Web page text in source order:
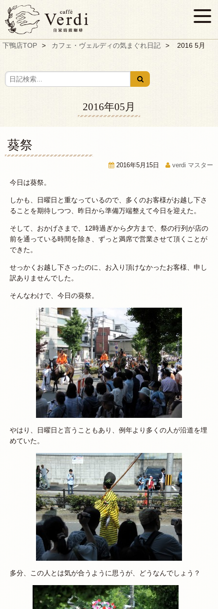
下鴨店TOP カフェ・ヴェルディの気まぐれ日記 2016 5月
2016年05月
葵祭
2016年5月15日 verdi マスター
今日は葵祭。
しかも、日曜日と重なっているので、多くのお客様がお越し下さ
ることを期待しつつ、昨日から準備万端整えて今日を迎えた。
そして、おかげさまで、12時過ぎから夕方まで、祭の行列が店の
前を通っている時間を除き、ずっと満席で営業させて頂くことが
できた。
せっかくお越し下さったのに、お入り頂けなかったお客様、申し
訳ありませんでした。
そんなわけで、今日の葵祭。
やはり、日曜日と言うこともあり、例年より多くの人が沿道を埋
めていた。
多分、この人とは気が合うように思うが、どうなんでしょう？